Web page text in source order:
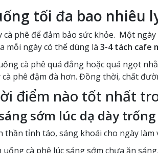
tối đa bao nhiêu
cà phê để đảm bảo sức khỏe. Một
mỗi ngày có thể dùng là 3-4 tách cafe
cà phê quá đắng hoặc quá ngọt
phê đậm đà hơn. Đồng thời, chất
điểm nào tốt nhất
sớm lúc dạ dày
thần tỉnh táo, sáng khoái cho ngày
cà phê lúc sáng sớm chưa ăn